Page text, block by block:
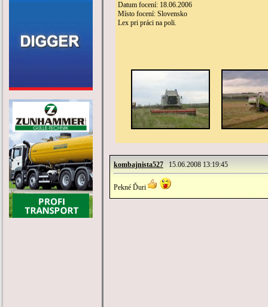
Datum focení: 18.06.2006
Místo focení: Slovensko
Lex pri práci na poli.
kombajnista527 15.06.2008 13:19:45
Pekné Ďuri